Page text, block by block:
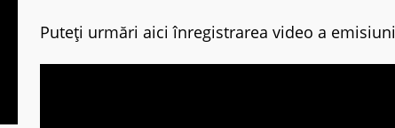
Puteți urmări aici înregistrarea video a